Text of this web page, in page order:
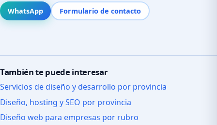
WhatsApp Formulario de contacto
También te puede interesar
Servicios de diseño y desarrollo por provincia
Diseño, hosting y SEO por provincia
Diseño web para empresas por rubro